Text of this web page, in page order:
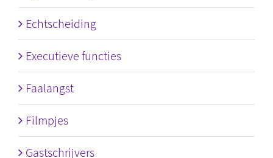
Echtscheiding
Executieve functies
Faalangst
Filmpjes
Gastschrijvers